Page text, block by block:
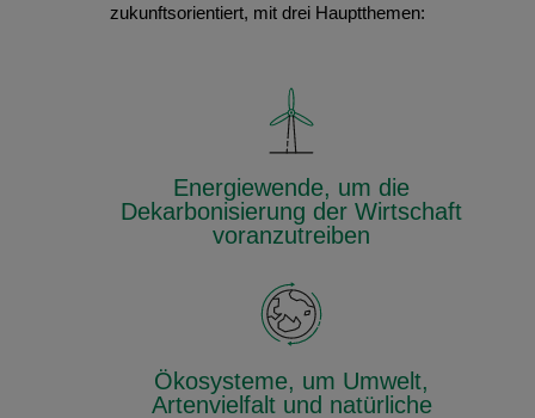
zukunftsorientiert, mit drei Hauptthemen:
Energiewende, um die
Dekarbonisierung der Wirtschaft
voranzutreiben
Ökosysteme, um Umwelt,
Artenvielfalt und natürliche